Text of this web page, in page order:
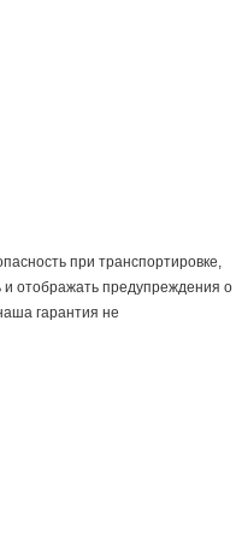
при транспортировке,
отображать предупреждения о
гарантия не